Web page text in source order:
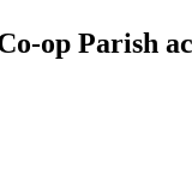
op Parish